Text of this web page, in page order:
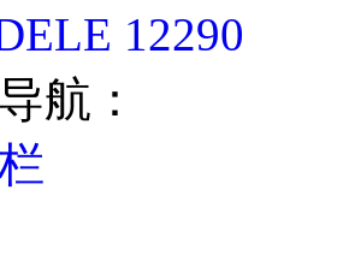
12290
航：